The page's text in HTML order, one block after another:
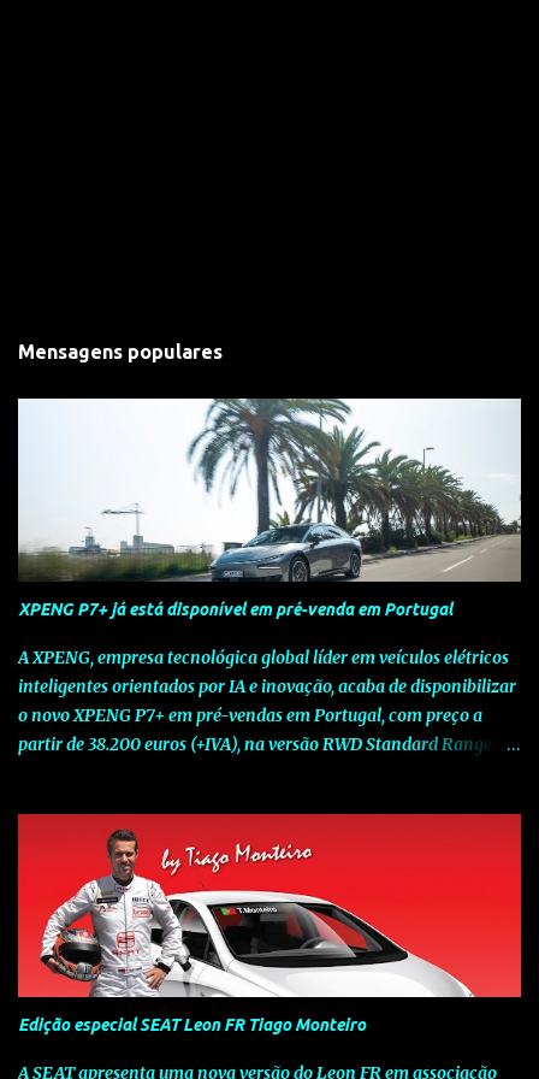
Mensagens populares
XPENG P7+ já está disponível em pré-venda em Portugal
A XPENG, empresa tecnológica global líder em veículos elétricos
inteligentes orientados por IA e inovação, acaba de disponibilizar
o novo XPENG P7+ em pré-vendas em Portugal, com preço a
partir de 38.200 euros (+IVA), na versão RWD Standard Range.
num momento decisivo, em que a indústria automóvel evolui da
mobilidade baseada na potência para a mobilidade baseada na
inteligência. Concebido como um fastback preparado para o
futuro e otimizado por Inteligência Artificial (IA), o novo XPENG
P7+ combina uma arquitetura inteligente avançada, um espaço
de referência no segmento e grande versatilidade para viagens,
respondendo às exigências do quotidiano europeu e refletindo o
compromisso de longo prazo da XPENG com a mobilidade
elétrica centrada no utilizador. O novo XPENG P7+ destaca-se
Edição especial SEAT Leon FR Tiago Monteiro
A SEAT apresenta uma nova versão do Leon FR em associação